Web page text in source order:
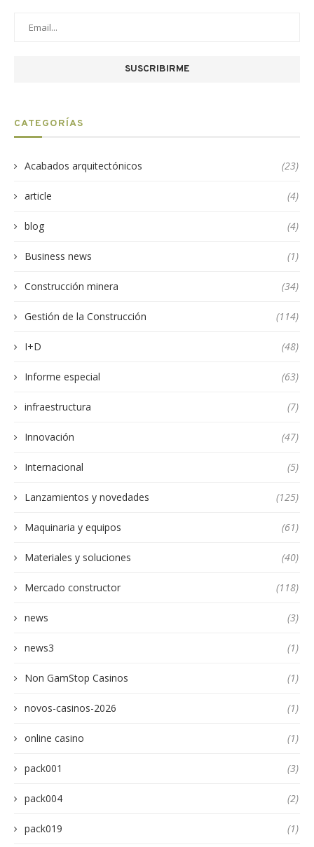
CATEGORÍAS
Acabados arquitectónicos (23)
article (4)
blog (4)
Business news (1)
Construcción minera (34)
Gestión de la Construcción (114)
I+D (48)
Informe especial (63)
infraestructura (7)
Innovación (47)
Internacional (5)
Lanzamientos y novedades (125)
Maquinaria y equipos (61)
Materiales y soluciones (40)
Mercado constructor (118)
news (3)
news3 (1)
Non GamStop Casinos (1)
novos-casinos-2026 (1)
online casino (1)
pack001 (3)
pack004 (2)
pack019 (1)